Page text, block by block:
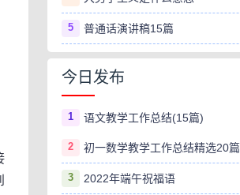
5 普通话演讲稿15篇
今日发布
1 语文教学工作总结(15篇)
2 初一数学教学工作总结精选20篇
3 2022年端午祝福语